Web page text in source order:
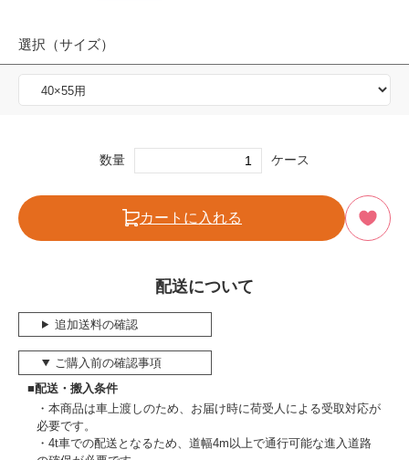
選択（サイズ）
数量 ケース
カートに入れる
配送について
追加送料の確認
ご購入前の確認事項
■配送・搬入条件
本商品は車上渡しのため、お届け時に荷受人による受取対応が
必要です。
4t車での配送となるため、道幅4m以上で通行可能な進入道路